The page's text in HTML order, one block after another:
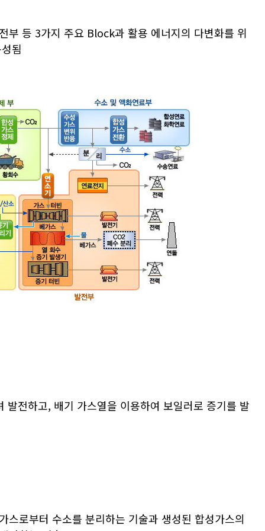
부 등 3가지 주요 Block과 활용 에너지의 다변화를 위
됨
전하고, 배기 가스열을 이용하여 보일러로 증기를 발
스로부터 수소를 분리하는 기술과 생성된 합성가스의